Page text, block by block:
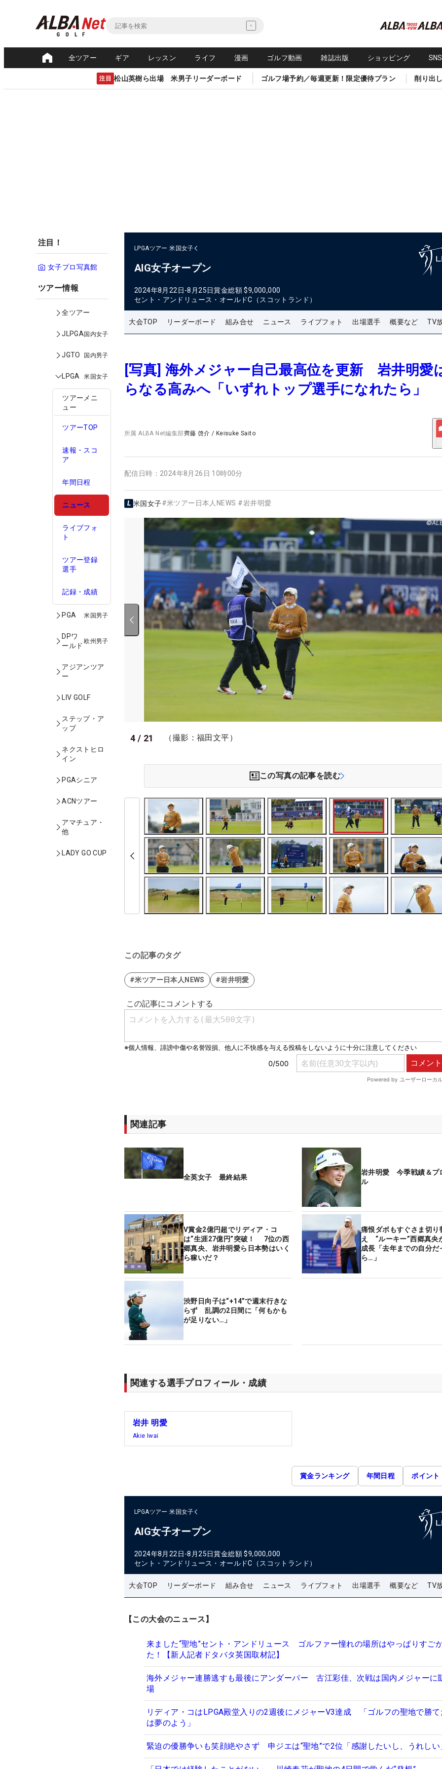
全ツアー ギア レッスン ライフ 漫画 ゴルフ動画 雑誌出版 ショッピング
注目 松山英樹ら出場 米男子リーダーボード ゴルフ場予約／毎週更新！限定優待プラン 削り出
注目！
女子プロ写真館
ツアー情報
全ツアー
JLPGA国内女子
JGTO 国内男子
LPGA 米国女子
ツアーメニ
ュー
ツアーTOP
速報・スコ
ア
年間日程
ニュース
ライブフォ
ト
ツアー登録
選手
記録・成績
PGA 米国男子
DPワ
ールド
欧州男子
アジアンツア
ー
LIV GOLF
ステップ・ア
ップ
ネクストヒロ
イン
PGAシニア
ACNツアー
アマチュア・
他
LADY GO CUP
LPGAツアー 米国女子
AIG女子オープン
2024年8月22日-8月25日賞金総額 $9,000,000
セント・アンドリュース・オールドC（スコットランド）
大会TOP リーダーボード 組み合せ ニュース ライブフォト 出場選手 概要など TV
[写真] 海外メジャー自己最高位を更新 岩井明愛
らなる高みへ「いずれトップ選手になれたら」
所属ALBA Net編集部齊藤 啓介 / Keisuke Saito
配信日時： 2024年8月26日 10時00分
米国女子#米ツアー日本人NEWS #岩井明愛
4 / 21 （撮影：福田文平）
この写真の記事を読む
この記事のタグ
#米ツアー日本人NEWS #岩井明愛
関連記事
全英女子 最終結果
岩井明愛 今季戦績＆プ
ル
V賞金2億円超でリディア・コ
は“生涯27億円”突破！ 7位の西
郷真央、岩井明愛ら日本勢はいく
ら稼いだ？
痛恨ダボもすぐさま切り
え “ルーキー”西郷真央
成長「去年までの自分だ
ら…」
渋野日向子は“+14”で週末行きな
らず 乱調の2日間に「何もかも
が足りない…」
関連する選手プロフィール・成績
岩井 明愛
Akie Iwai
賞金ランキング 年間日程 ポイント
LPGAツアー 米国女子
AIG女子オープン
2024年8月22日-8月25日賞金総額 $9,000,000
セント・アンドリュース・オールドC（スコットランド）
大会TOP リーダーボード 組み合せ ニュース ライブフォト 出場選手 概要など TV
【この大会のニュース】
来ました“聖地”セント・アンドリュース ゴルファー憧れの場所はやっぱりすご
た！【新人記者ドタバタ英国取材記】
海外メジャー連勝逃すも最後にアンダーパー 古江彩佳、次戦は国内メジャーに
場
リディア・コはLPGA殿堂入りの2週後にメジャーV3達成 「ゴルフの聖地で勝
は夢のよう」
緊迫の優勝争いも笑顔絶やさず 申ジエは“聖地”で2位「感謝したいし、うれしい